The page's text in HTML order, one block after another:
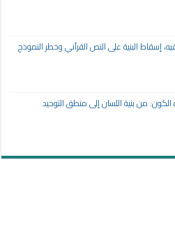
إسقاط البنية على النص القرآني وخطر النموذج
من بنية اللسان إلى منطق التوحيد